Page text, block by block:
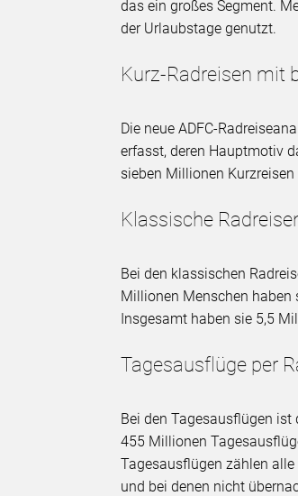
das ein großes Segment.
der Urlaubstage genutzt.
Kurz-Radreisen mit
Die neue ADFC-
erfasst, deren Hauptmotiv
sieben Millionen
Klassische
Bei den klassischen
Millionen Menschen haben
Insgesamt haben sie 5,5
Tagesausflüge per
Bei den Tagesausflügen
455 Millionen
Tagesausflügen zählen
und bei denen nicht